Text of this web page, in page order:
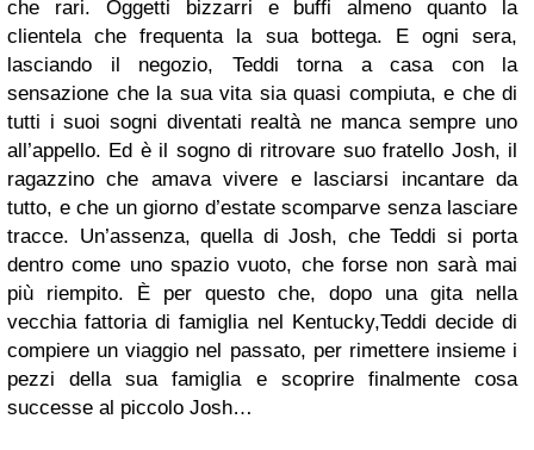
che rari. Oggetti bizzarri e buffi almeno quanto la
clientela che frequenta la sua bottega. E ogni sera,
lasciando il negozio, Teddi torna a casa con la
sensazione che la sua vita sia quasi compiuta, e che di
tutti i suoi sogni diventati realtà ne manca sempre uno
all’appello. Ed è il sogno di ritrovare suo fratello Josh, il
ragazzino che amava vivere e lasciarsi incantare da
tutto, e che un giorno d’estate scomparve senza lasciare
tracce. Un’assenza, quella di Josh, che Teddi si porta
dentro come uno spazio vuoto, che forse non sarà mai
più riempito. È per questo che, dopo una gita nella
vecchia fattoria di famiglia nel Kentucky,Teddi decide di
compiere un viaggio nel passato, per rimettere insieme i
pezzi della sua famiglia e scoprire finalmente cosa
successe al piccolo Josh…